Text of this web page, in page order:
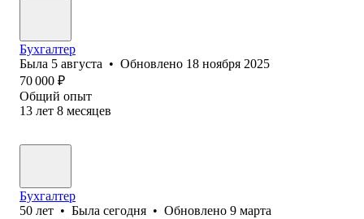
Бухгалтер
Была 5 августа • Обновлено 18 ноября 2025
70 000 ₽
Общий опыт
13 лет 8 месяцев
Бухгалтер
50 лет • Была сегодня • Обновлено 9 марта